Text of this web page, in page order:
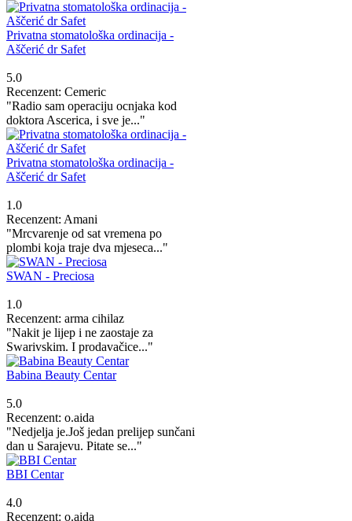
Privatna stomatološka ordinacija -
Aščerić dr Safet
5.0
Recenzent: Cemeric
"Radio sam operaciju ocnjaka kod
doktora Ascerica, i sve je..."
Privatna stomatološka ordinacija -
Aščerić dr Safet
1.0
Recenzent: Amani
"Mrcvarenje od sat vremena po
plombi koja traje dva mjeseca..."
SWAN - Preciosa
1.0
Recenzent: arma cihilaz
"Nakit je lijep i ne zaostaje za
Swarivskim. I prodavačice..."
Babina Beauty Centar
5.0
Recenzent: o.aida
"Nedjelja je.Još jedan prelijep sunčani
dan u Sarajevu. Pitate se..."
BBI Centar
4.0
Recenzent: o.aida